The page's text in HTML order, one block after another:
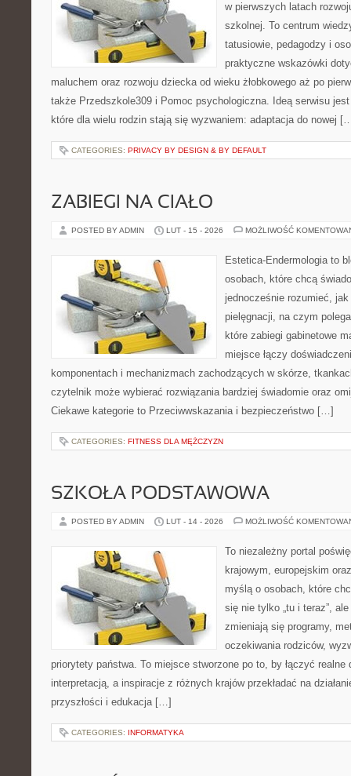
w pierwszych latach
szkolnej. To centrum
tatusiowie, pedagodzy i
praktyczne wskazówki
maluchem oraz rozwoju dziecka od wieku żłobkowego aż po
także Przedszkole309 i Pomoc psychologiczna. Ideą serwisu
które dla wielu rodzin stają się wyzwaniem: adaptacja do nowej
CATEGORIES: PRIVACY BY DESIGN & BY DEFAULT
ZABIEGI NA CIAŁO
POSTED BY ADMIN LUT - 15 - 2026 MOŻLIWOŚĆ
Estetica-Endermologia to
osobach, które chcą
jednocześnie rozumieć, jak
pielęgnacji, na czym
które zabiegi gabinetowe
miejsce łączy
komponentach i mechanizmach zachodzących w skórze,
czytelnik może wybierać rozwiązania bardziej świadomie oraz
Ciekawe kategorie to Przeciwwskazania i bezpieczeństwo […]
CATEGORIES: FITNESS DLA MĘŻCZYZN
SZKOŁA PODSTAWOWA
POSTED BY ADMIN LUT - 14 - 2026 MOŻLIWOŚĆ
To niezależny portal
krajowym, europejskim
myślą o osobach, które
się nie tylko „tu i teraz”,
zmieniają się programy,
oczekiwania rodziców,
priorytety państwa. To miejsce stworzone po to, by łączyć realne
interpretacją, a inspiracje z różnych krajów przekładać na
przyszłości i edukacja […]
CATEGORIES: INFORMATYKA